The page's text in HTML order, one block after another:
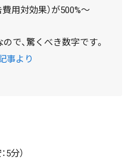
用対効果）が500%～
で、驚くべき数字です。
事より
5分）